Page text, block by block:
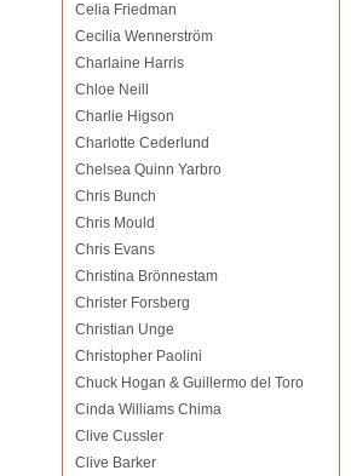
Celia Friedman
Cecilia Wennerström
Charlaine Harris
Chloe Neill
Charlie Higson
Charlotte Cederlund
Chelsea Quinn Yarbro
Chris Bunch
Chris Mould
Chris Evans
Christina Brönnestam
Christer Forsberg
Christian Unge
Christopher Paolini
Chuck Hogan & Guillermo del Toro
Cinda Williams Chima
Clive Cussler
Clive Barker